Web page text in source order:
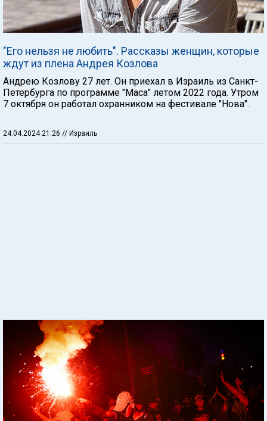
"Его нельзя не любить". Рассказы женщин, которые
ждут из плена Андрея Козлова
Андрею Козлову 27 лет. Он приехал в Израиль из Санкт-
Петербурга по программе "Маса" летом 2022 года. Утром
7 октября он работал охранником на фестивале "Нова".
24.04.2024 21:26 // Израиль